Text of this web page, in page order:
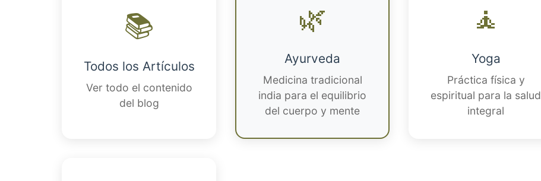
📚
Todos los Artículos
Ver todo el contenido
del blog
🌿
Ayurveda
Medicina tradicional
india para el equilibrio
del cuerpo y mente
🧘
Yoga
Práctica física y
espiritual para la salud
integral